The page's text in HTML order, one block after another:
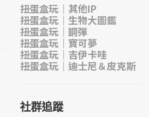
扭蛋盒玩｜其他IP
扭蛋盒玩｜生物大圖鑑
扭蛋盒玩｜鋼彈
扭蛋盒玩｜寶可夢
扭蛋盒玩｜吉伊卡哇
扭蛋盒玩｜迪士尼＆皮克斯
社群追蹤